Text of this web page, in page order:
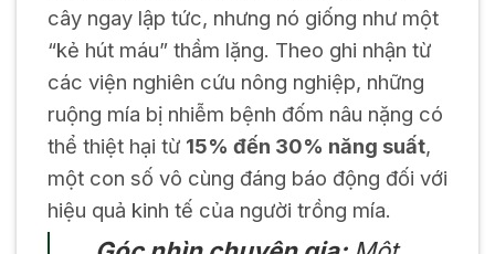
cây ngay lập tức, nhưng nó giống như một
“kẻ hút máu” thầm lặng. Theo ghi nhận từ
các viện nghiên cứu nông nghiệp, những
ruộng mía bị nhiễm bệnh đốm nâu nặng có
thể thiệt hại từ 15% đến 30% năng suất,
một con số vô cùng đáng báo động đối với
hiệu quả kinh tế của người trồng mía.